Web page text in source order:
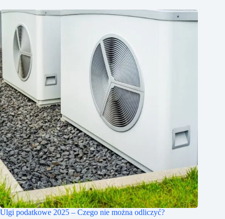
Ulgi podatkowe 2025 – Czego nie można odliczyć?